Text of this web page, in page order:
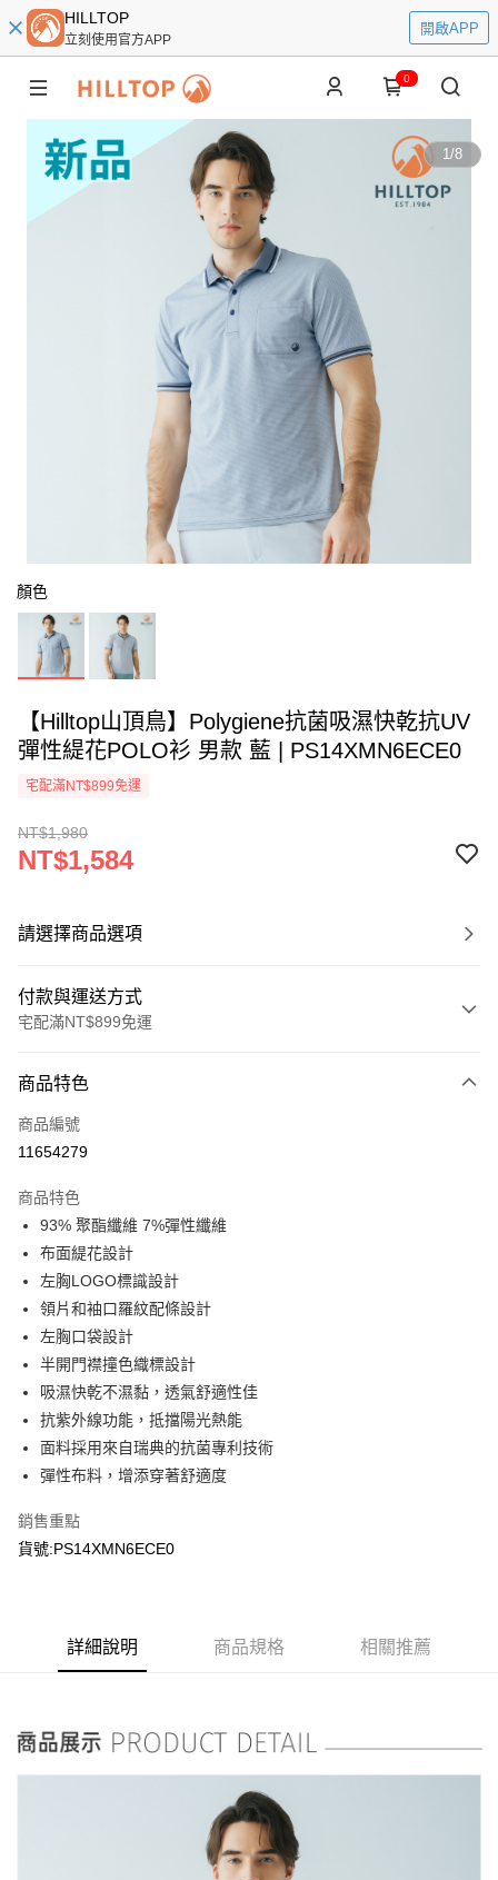
HILLTOP
立刻使用官方APP
開啟APP
0
1/8
顏色
【Hilltop山頂鳥】Polygiene抗菌吸濕快乾抗UV
彈性緹花POLO衫 男款 藍 | PS14XMN6ECE0
宅配滿NT$899免運
NT$1,980
NT$1,584
請選擇商品選項
付款與運送方式
宅配滿NT$899免運
信用卡一次付款
LINE Pay
悠遊付
Google Pay
運送方式
每筆NT$90，滿NT$899(含以上)免運費
商品特色
商品編號
11654279
商品特色
93% 聚酯纖維 7%彈性纖維
布面緹花設計
左胸LOGO標識設計
領片和袖口羅紋配條設計
左胸口袋設計
半開門襟撞色織標設計
吸濕快乾不濕黏，透氣舒適性佳
抗紫外線功能，抵擋陽光熱能
面料採用來自瑞典的抗菌專利技術
彈性布料，增添穿著舒適度
銷售重點
貨號:PS14XMN6ECE0
詳細說明 商品規格 相關推薦